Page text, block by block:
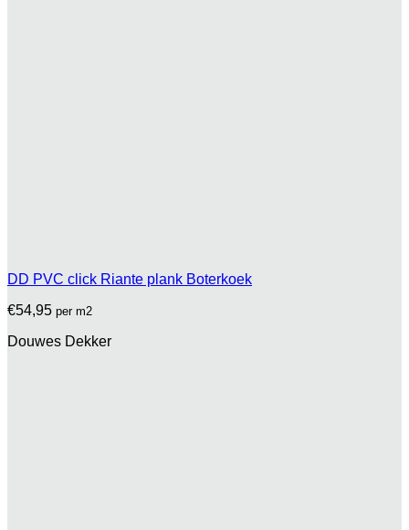
DD PVC click Riante plank Boterkoek
€54,95 per m2
Douwes Dekker